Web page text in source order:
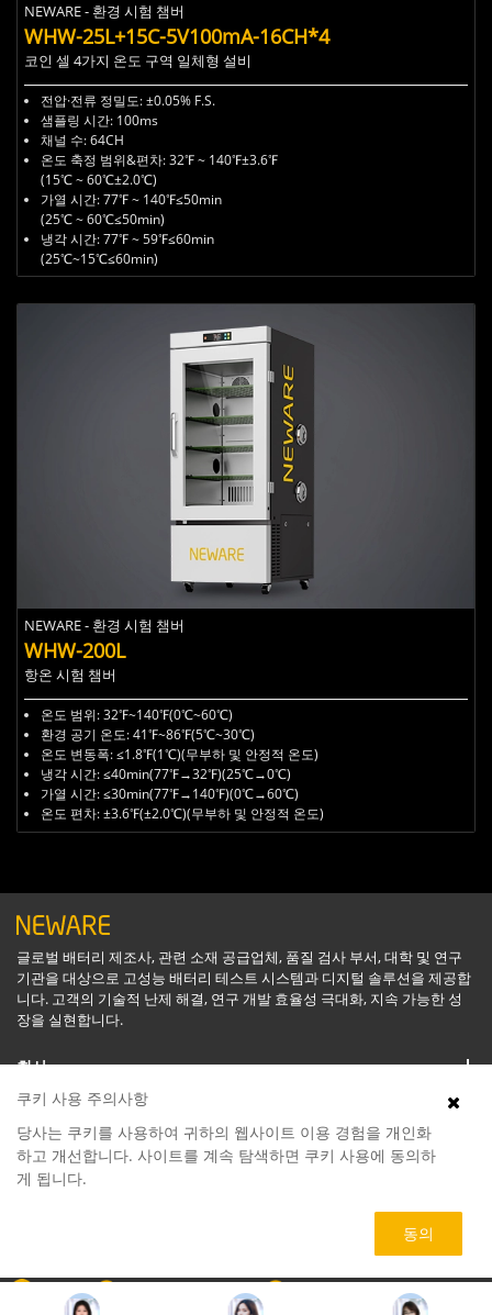
NEWARE - 환경 시험 챔버
WHW-25L+15C-5V100mA-16CH*4
코인 셀 4가지 온도 구역 일체형 설비
전압·전류 정밀도:±0.05% F.S.
샘플링 시간: 100ms
채널 수: 64CH
온도 축정 범위&편차:32℉ ~ 140℉±3.6℉
(15℃ ~ 60℃±2.0℃)
가열 시간:77℉ ~ 140℉≤50min
(25℃ ~ 60℃≤50min)
냉각 시간:77℉ ~ 59℉≤60min
(25℃~15℃≤60min)
NEWARE - 환경 시험 챔버
WHW-200L
항온 시험 챔버
온도 범위: 32℉~140℉(0℃~60℃)
환경 공기 온도: 41℉~86℉(5℃~30℃)
온도 변동폭: ≤1.8℉(1℃)(무부하 및 안정적 온도)
냉각 시간: ≤40min(77℉→32℉)(25℃→0℃)
가열 시간: ≤30min(77℉→140℉)(0℃→60℃)
온도 편차: ±3.6℉(±2.0℃)(무부하 및 안정적 온도)
글로벌 배터리 제조사, 관련 소재 공급업체, 품질 검사 부서, 대학 및 연구
기관을 대상으로 고성능 배터리 테스트 시스템과 디지털 솔루션을 제공합
니다. 고객의 기술적 난제 해결, 연구 개발 효율성 극대화, 지속 가능한 성
장을 실현합니다.
회사
소프트웨어
회사 070-4155-8866 service@neware.net
쿠키 사용 주의사항
당사는 쿠키를 사용하여 귀하의 웹사이트 이용 경험을 개인화
하고 개선합니다. 사이트를 계속 탐색하면 쿠키 사용에 동의하
게 됩니다.
동의